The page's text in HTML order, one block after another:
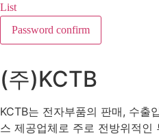
List
Password confirm
(주)KCTB
KCTB는 전자부품의 판매, 수출
스 제공업체로 주로 전방위적인